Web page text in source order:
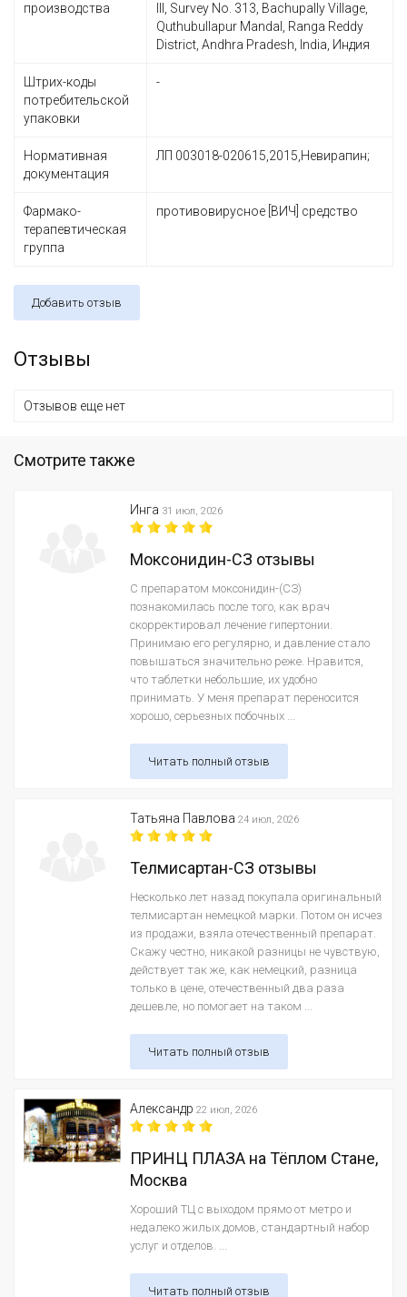
производства
III, Survey No. 313, Bachupally Village,
Quthubullapur Mandal, Ranga Reddy
District, Andhra Pradesh, India, Индия
Штрих-коды
потребительской
упаковки
-
Нормативная
документация
ЛП 003018-020615,2015,Невирапин;
Фармако-
терапевтическая
группа
противовирусное [ВИЧ] средство
Добавить отзыв
Отзывы
Отзывов еще нет
Смотрите также
Инга 31 июл, 2026
Моксонидин-СЗ отзывы
С препаратом моксонидин-(СЗ)
познакомилась после того, как врач
скорректировал лечение гипертонии.
Принимаю его регулярно, и давление стало
повышаться значительно реже. Нравится,
что таблетки небольшие, их удобно
принимать. У меня препарат переносится
хорошо, серьезных побочных ...
Читать полный отзыв
Татьяна Павлова 24 июл, 2026
Телмисартан-СЗ отзывы
Несколько лет назад покупала оригинальный
телмисартан немецкой марки. Потом он исчез
из продажи, взяла отечественный препарат.
Скажу честно, никакой разницы не чувствую,
действует так же, как немецкий, разница
только в цене, отечественный два раза
дешевле, но помогает на таком ...
Читать полный отзыв
Александр 22 июл, 2026
ПРИНЦ ПЛАЗА на Тёплом Стане,
Москва
Хороший ТЦ с выходом прямо от метро и
недалеко жилых домов, стандартный набор
услуг и отделов. ...
Читать полный отзыв